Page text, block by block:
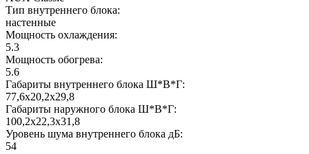
Тип внутреннего блока:
настенные
Мощность охлаждения:
5.3
Мощность обогрева:
5.6
Габариты внутреннего блока Ш*В*Г:
77,6x20,2x29,8
Габариты наружного блока Ш*В*Г:
100,2x22,3x31,8
Уровень шума внутреннего блока дБ:
54